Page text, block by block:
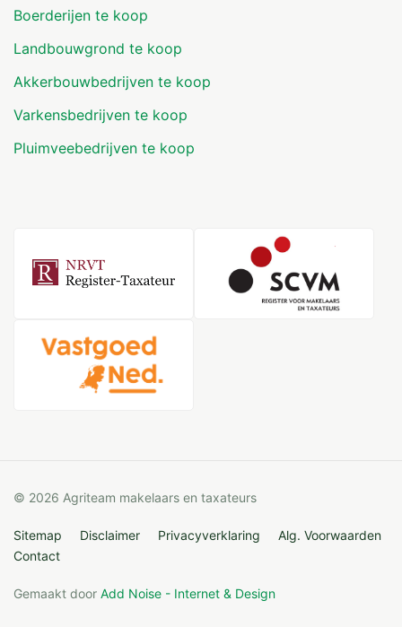
Boerderijen te koop
Landbouwgrond te koop
Akkerbouwbedrijven te koop
Varkensbedrijven te koop
Pluimveebedrijven te koop
© 2026 Agriteam makelaars en taxateurs
Sitemap Disclaimer Privacyverklaring
Alg. Voorwaarden
Contact
Gemaakt door Add Noise - Internet & Design